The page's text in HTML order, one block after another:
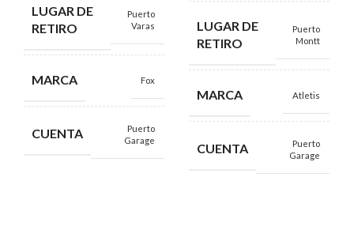
LUGAR DE
RETIRO
Puerto
Varas
MARCA Fox
CUENTA
Puerto
Garage
LUGAR DE
RETIRO
Puerto
Montt
MARCA Atletis
CUENTA
Puerto
Garage